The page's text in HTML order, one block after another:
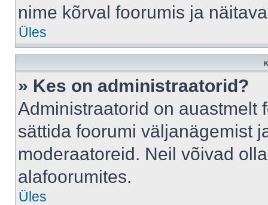
nime kõrval foorumis ja
Üles
» Kes on administraatorid?
Administraatorid on auastmelt
sättida foorumi väljanägemist
moderaatoreid. Neil võivad
alafoorumites.
Üles